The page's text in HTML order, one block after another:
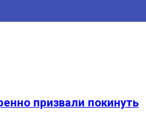
призвали покинуть